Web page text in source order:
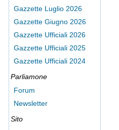
Gazzette Luglio 2026
Gazzette Giugno 2026
Gazzette Ufficiali 2026
Gazzette Ufficiali 2025
Gazzette Ufficiali 2024
Parliamone
Forum
Newsletter
Sito